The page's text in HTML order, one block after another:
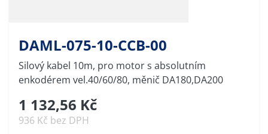
DAML-075-10-CCB-00
Silový kabel 10m, pro motor s absolutním
enkodérem vel.40/60/80, měnič DA180,DA200
1 132,56 Kč
936 Kč bez DPH